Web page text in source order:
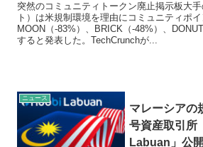
突然のコミュニティトークン廃止掲示板大
ト）は米規制環境を理由にコミュニティポ
MOON（-83%）、BRICK（-48%）、
すると発表した。TechCrunchが...
ニュース
マレーシアの
号資産取引所
Labuan」公開